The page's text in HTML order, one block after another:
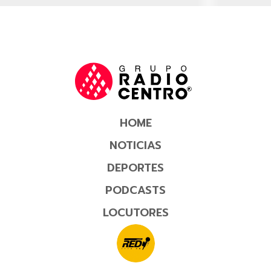
HOME
NOTICIAS
DEPORTES
PODCASTS
LOCUTORES